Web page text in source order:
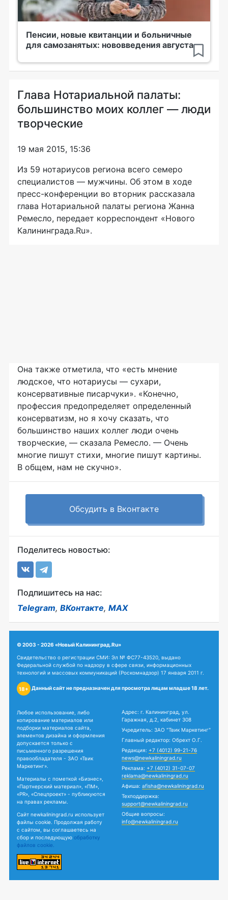
Пенсии, новые квитанции и больничные
для самозанятых: нововведения августа
Глава Нотариальной палаты:
большинство моих коллег — люди
творческие
19 мая 2015, 15:36
Из 59 нотариусов региона всего семеро
специалистов — мужчины. Об этом в ходе
пресс-конференции во вторник рассказала
глава Нотариальной палаты региона Жанна
Ремесло, передает корреспондент «Нового
Калининграда.Ru».
Она также отметила, что «есть мнение
людское, что нотариусы — сухари,
консервативные писарчуки». «Конечно,
профессия предопределяет определенный
консерватизм, но я хочу сказать, что
большинство наших коллег люди очень
творческие, — сказала Ремесло. — Очень
многие пишут стихи, многие пишут картины.
В общем, нам не скучно».
Обсудить в Вконтакте
Поделитесь новостью:
Подпишитесь на нас:
Telegram, ВКонтакте, MAX
© 2003 - 2026 «Новый Калининград.Ru»
Свидетельство о регистрации СМИ: Эл № ФС77-43520, выдано
Федеральной службой по надзору в сфере связи, информационных
технологий и массовых коммуникаций (Роскомнадзор) 17 января 2011 г.
18+ Данный сайт не предназначен для просмотра лицам младше 18 лет.
Любое использование, либо
копирование материалов или
подборки материалов сайта,
элементов дизайна и оформления
допускается только с
письменного разрешения
правообладателя - ЗАО «Твик
Маркетинг».
Материалы с пометкой «Бизнес»,
«Партнерский материал», «ПМ»,
«PR», «Спецпроект» - публикуются
на правах рекламы.
Сайт newkaliningrad.ru использует
файлы cookie. Продолжая работу
с сайтом, вы соглашаетесь на
сбор и последующую обработку
файлов cookie.
Адрес: г. Калининград, ул.
Гаражная, д.2, кабинет 308
Учредитель: ЗАО "Твик Маркетинг"
Главный редактор: Обрехт О.Г.
Редакция: +7 (4012) 99-21-76
news@newkaliningrad.ru
Реклама: +7 (4012) 31-07-07
reklama@newkaliningrad.ru
Афиша: afisha@newkaliningrad.ru
Техподдержка:
support@newkaliningrad.ru
Общие вопросы:
info@newkaliningrad.ru